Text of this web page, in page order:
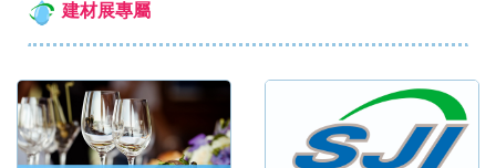
建材展專屬